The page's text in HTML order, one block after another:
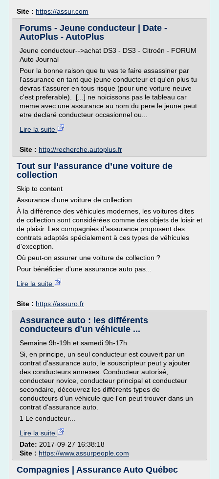
Site : https://assur.com
Forums - Jeune conducteur | Date -
AutoPlus - AutoPlus
Jeune conducteur-->achat DS3 - DS3 - Citroën - FORUM
Auto Journal
Pour la bonne raison que tu vas te faire assassiner par
l'assurance en tant que jeune conducteur et qu'en plus tu
devras t'assurer en tous risque (pour une voiture neuve
c'est preferable). [...] ne noicissons pas le tableau car
meme avec une assurance au nom du pere le jeune peut
etre declaré conducteur occasionnel ou...
Lire la suite
Site : http://recherche.autoplus.fr
Tout sur l’assurance d’une voiture de
collection
Skip to content
Assurance d'une voiture de collection
À la différence des véhicules modernes, les voitures dites
de collection sont considérées comme des objets de loisir et
de plaisir. Les compagnies d'assurance proposent des
contrats adaptés spécialement à ces types de véhicules
d'exception.
Où peut-on assurer une voiture de collection ?
Pour bénéficier d'une assurance auto pas...
Lire la suite
Site : https://assuro.fr
Assurance auto : les différents
conducteurs d'un véhicule ...
Semaine 9h-19h et samedi 9h-17h
Si, en principe, un seul conducteur est couvert par un
contrat d'assurance auto, le souscripteur peut y ajouter
des conducteurs annexes. Conducteur autorisé,
conducteur novice, conducteur principal et conducteur
secondaire, découvrez les différents types de
conducteurs d'un véhicule que l'on peut trouver dans un
contrat d'assurance auto.
1 Le conducteur...
Lire la suite
Date: 2017-09-27 16:38:18
Site : https://www.assurpeople.com
Compagnies | Assurance Auto Québec